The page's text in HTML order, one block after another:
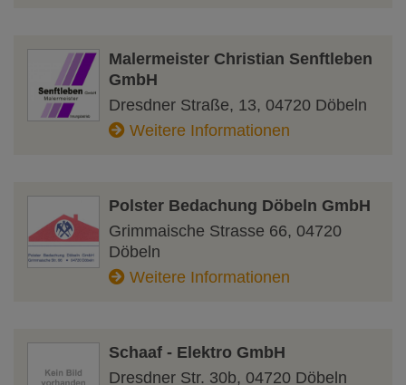
Malermeister Christian Senftleben
GmbH
Dresdner Straße, 13, 04720 Döbeln
Weitere Informationen
Polster Bedachung Döbeln GmbH
Grimmaische Strasse 66, 04720
Döbeln
Weitere Informationen
Schaaf - Elektro GmbH
Dresdner Str. 30b, 04720 Döbeln